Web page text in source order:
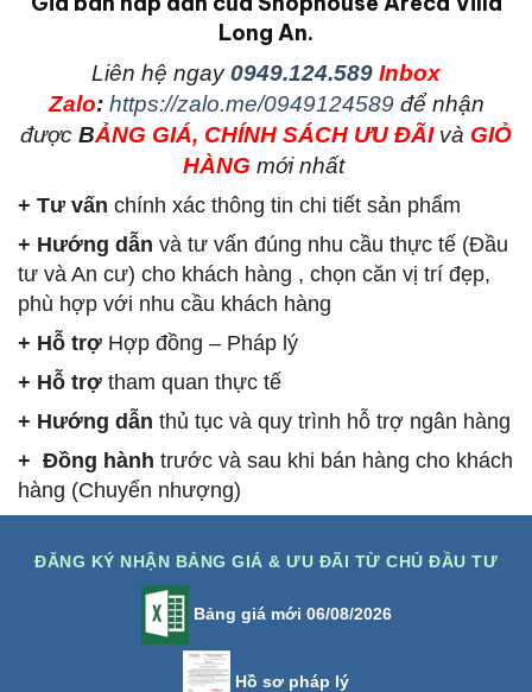
Long An.
Liên hệ ngay 0949.124.589 Inbox
Zalo: https://zalo.me/0949124589để nhận
được BẢNG GIÁ, CHÍNH SÁCH ƯU ĐÃIvà GIỎ
HÀNG mới nhất
+ Tư vấn chính xác thông tin chi tiết sản phẩm
+ Hướng dẫn và tư vấn đúng nhu cầu thực tế (Đầu
tư và An cư) cho khách hàng , chọn căn vị trí đẹp,
phù hợp với nhu cầu khách hàng
+ Hỗ trợ Hợp đồng – Pháp lý
+ Hỗ trợ tham quan thực tế
+ Hướng dẫn thủ tục và quy trình hỗ trợ ngân hàng
+ Đồng hành trước và sau khi bán hàng cho khách
hàng (Chuyển nhượng)
ĐĂNG KÝ NHẬN BẢNG GIÁ & ƯU ĐÃI TỪ CHỦ ĐẦU TƯ
Bảng giá mới 06/08/2026
Hồ sơ pháp lý